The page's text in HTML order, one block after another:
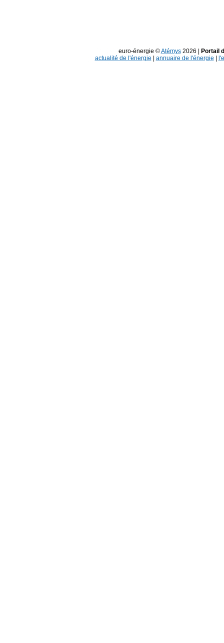
euro-énergie ©Atémys2026 |
Portail
actualité de l'énergie
annuaire de l'énergie